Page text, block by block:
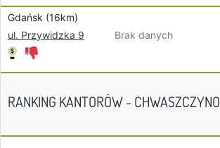
Gdańsk (16km)
ul. Przywidzka 9
Brak danych
RANKING KANTORÓW - CHWASZCZYNO